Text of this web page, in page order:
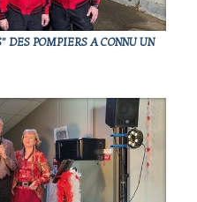
DES POMPIERS A CONNU UN